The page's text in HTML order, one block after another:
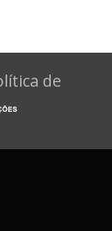
de